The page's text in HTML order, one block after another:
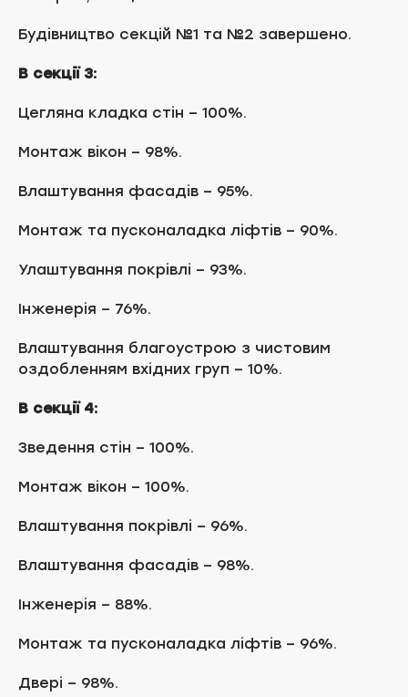
Будівництво секцій №1 та №2 завершено.
В секції 3:
Цегляна кладка стін – 100%.
Монтаж вікон – 98%.
Влаштування фасадів – 95%.
Монтаж та пусконаладка ліфтів – 90%.
Улаштування покрівлі – 93%.
Інженерія – 76%.
Влаштування благоустрою з чистовим
оздобленням вхідних груп – 10%.
В секції 4:
Зведення стін – 100%.
Монтаж вікон – 100%.
Влаштування покрівлі – 96%.
Влаштування фасадів – 98%.
Інженерія – 88%.
Монтаж та пусконаладка ліфтів – 96%.
Двері – 98%.